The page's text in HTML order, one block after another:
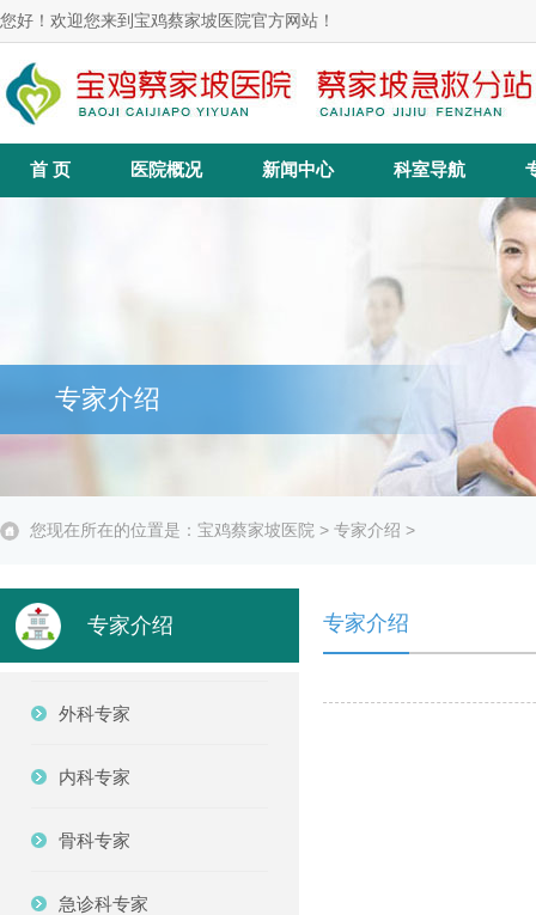
您好！欢迎您来到宝鸡蔡家坡医院官方网站！
首 页 医院概况 新闻中心 科室导航
专家介绍
您现在所在的位置是： 宝鸡蔡家坡医院 > 专家介绍 >
专家介绍
外科专家
内科专家
骨科专家
急诊科专家
专家介绍